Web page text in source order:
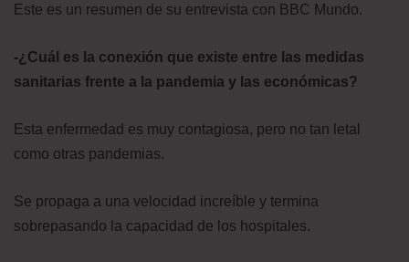
Este es un resumen de su entrevista con BBC Mundo.
-¿Cuál es la conexión que existe entre las medidas
sanitarias frente a la pandemia y las económicas?
Esta enfermedad es muy contagiosa, pero no tan letal
como otras pandemias.
Se propaga a una velocidad increíble y termina
sobrepasando la capacidad de los hospitales.